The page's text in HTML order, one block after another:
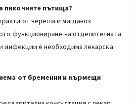
пикочните пътища?
от череша и магданоз
функциониране на отделителната
инфекции е необходима лекарска
от бременни и кърмещи